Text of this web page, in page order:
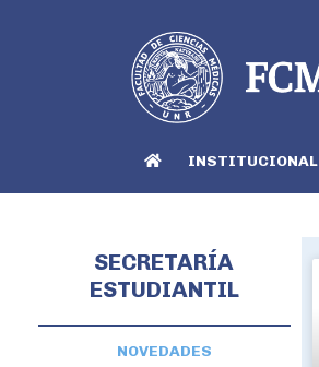
INSTITUCIONAL
SECRETARÍA
ESTUDIANTIL
NOVEDADES